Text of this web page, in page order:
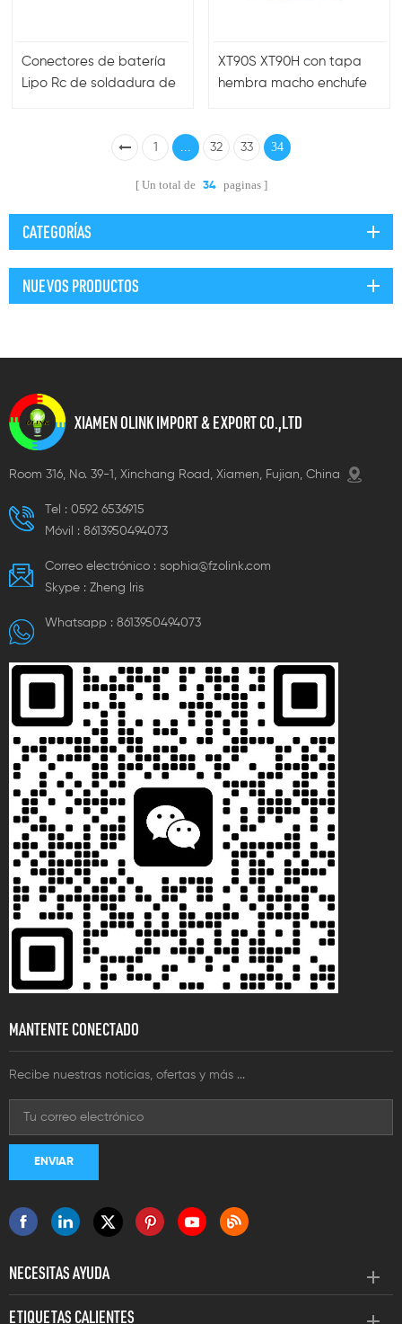
Conectores de batería
Lipo Rc de soldadura de
XT90S XT90H con tapa
hembra macho enchufe
1 ... 32 33 34
Un total de 34 paginas
CATEGORÍAS
NUEVOS PRODUCTOS
XIAMEN OLINK IMPORT & EXPORT CO.,LTD
Room 316, No. 39-1, Xinchang Road, Xiamen, Fujian, China
Tel : 0592 6536915
Móvil : 8613950494073
Correo electrónico : sophia@fzolink.com
Skype : Zheng lris
Whatsapp : 8613950494073
MANTENTE CONECTADO
Recibe nuestras noticias, ofertas y más ...
NECESITAS AYUDA
ETIQUETAS CALIENTES